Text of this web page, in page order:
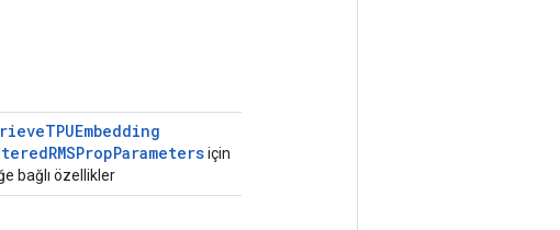
TPUEmbedding
RMSPropParametersiçin
bağlı özellikler